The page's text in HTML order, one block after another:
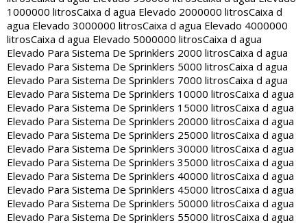
1000000 litrosCaixa d agua Elevado 2000000 litrosCaixa d
agua Elevado 3000000 litrosCaixa d agua Elevado 4000000
litrosCaixa d agua Elevado 5000000 litrosCaixa d agua
Elevado Para Sistema De Sprinklers 2000 litrosCaixa d agua
Elevado Para Sistema De Sprinklers 5000 litrosCaixa d agua
Elevado Para Sistema De Sprinklers 7000 litrosCaixa d agua
Elevado Para Sistema De Sprinklers 10000 litrosCaixa d agua
Elevado Para Sistema De Sprinklers 15000 litrosCaixa d agua
Elevado Para Sistema De Sprinklers 20000 litrosCaixa d agua
Elevado Para Sistema De Sprinklers 25000 litrosCaixa d agua
Elevado Para Sistema De Sprinklers 30000 litrosCaixa d agua
Elevado Para Sistema De Sprinklers 35000 litrosCaixa d agua
Elevado Para Sistema De Sprinklers 40000 litrosCaixa d agua
Elevado Para Sistema De Sprinklers 45000 litrosCaixa d agua
Elevado Para Sistema De Sprinklers 50000 litrosCaixa d agua
Elevado Para Sistema De Sprinklers 55000 litrosCaixa d agua